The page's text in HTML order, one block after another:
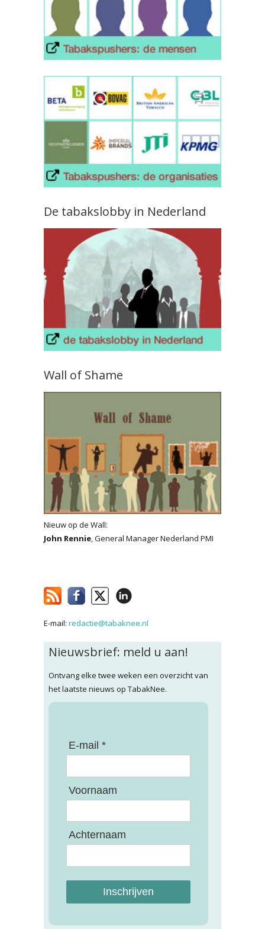
De tabakslobby in Nederland
Wall of Shame
Nieuw op de Wall:
John Rennie, General Manager Nederland PMI
E-mail: redactie@tabaknee.nl
Nieuwsbrief: meld u aan!
Ontvang elke twee weken een overzicht van
het laatste nieuws op TabakNee.
E-mail *
Voornaam
Achternaam
Inschrijven